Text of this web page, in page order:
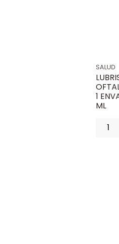
SALUD
1
ML